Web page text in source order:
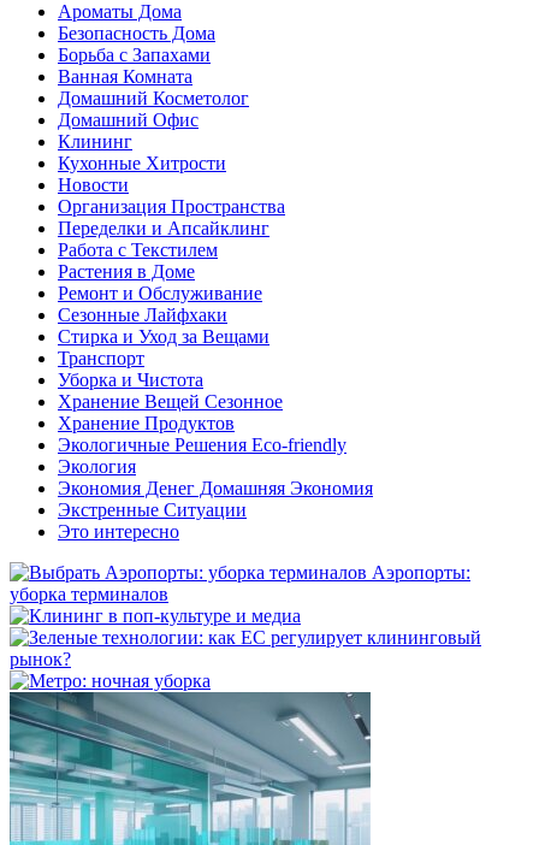
Ароматы Дома
Безопасность Дома
Борьба с Запахами
Ванная Комната
Домашний Косметолог
Домашний Офис
Клининг
Кухонные Хитрости
Новости
Организация Пространства
Переделки и Апсайклинг
Работа с Текстилем
Растения в Доме
Ремонт и Обслуживание
Сезонные Лайфхаки
Стирка и Уход за Вещами
Транспорт
Уборка и Чистота
Хранение Вещей Сезонное
Хранение Продуктов
Экологичные Решения Eco-friendly
Экология
Экономия Денег Домашняя Экономия
Экстренные Ситуации
Это интересно